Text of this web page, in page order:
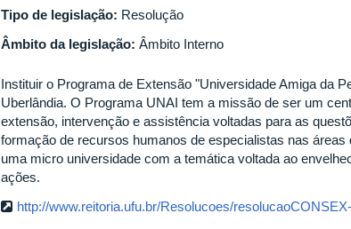
Tipo de legislação: Resolução
Âmbito da legislação: Âmbito Interno
Instituir o Programa de Extensão "Universidade Amiga da
Uberlândia. O Programa UNAI tem a missão de ser um
extensão, intervenção e assistência voltadas para as
formação de recursos humanos de especialistas nas
uma micro universidade com a temática voltada ao
ações.
http://www.reitoria.ufu.br/Resolucoes/